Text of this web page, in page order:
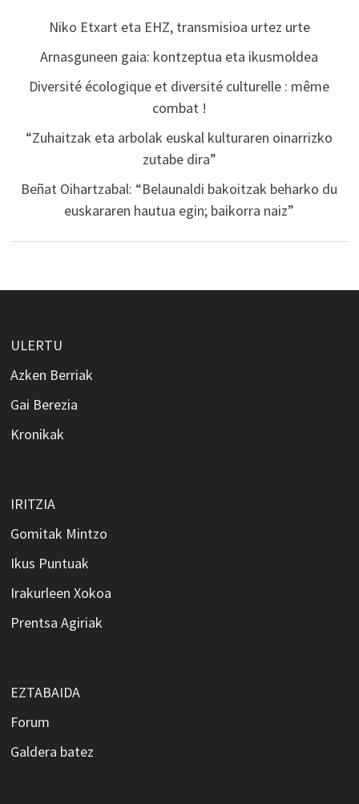
Niko Etxart eta EHZ, transmisioa urtez urte
Arnasguneen gaia: kontzeptua eta ikusmoldea
Diversité écologique et diversité culturelle : même
combat !
“Zuhaitzak eta arbolak euskal kulturaren oinarrizko
zutabe dira”
Beñat Oihartzabal: “Belaunaldi bakoitzak beharko du
euskararen hautua egin; baikorra naiz”
ULERTU
Azken Berriak
Gai Berezia
Kronikak
IRITZIA
Gomitak Mintzo
Ikus Puntuak
Irakurleen Xokoa
Prentsa Agiriak
EZTABAIDA
Forum
Galdera batez